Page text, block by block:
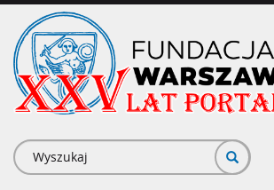
Przejdź
treści
Formularz